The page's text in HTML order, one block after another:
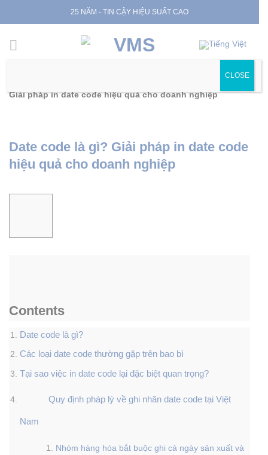
to
25 NĂM - TIN CẬY HIỆU SUẤT CAO
Date code là gì?
Giải pháp in date code hiệu quả cho doanh nghiệp
Date code là gì? Giải pháp in date code
hiệu quả cho doanh nghiệp
Contents
Date code là gì?
Các loại date code thường gặp trên bao bì
Tại sao việc in date code lại đặc biệt quan trọng?
Quy định pháp lý về ghi nhãn date code tại Việt
Nam
Nhóm hàng hóa bắt buộc ghi cả ngày sản xuất và
CLOSE